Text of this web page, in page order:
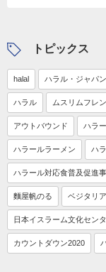
トピックス
halal ハラル・ジャパ
ハラル ムスリムフレ
アウトバウンド ハラ
ハラールラーメン ハ
ハラール対応食普及促進
麵屋帆のる ベジタリ
日本イスラーム文化セン
カウントダウン2020